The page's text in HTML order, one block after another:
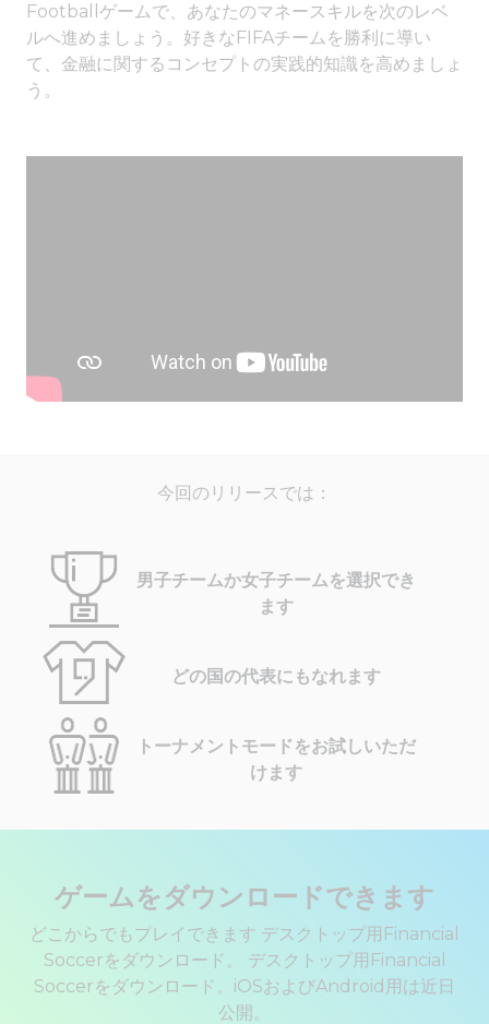
Footballゲームで、あなたのマネースキルを次のレベ
ルへ進めましょう。好きなFIFAチームを勝利に導い
て、金融に関するコンセプトの実践的知識を高めましょ
う。
今回のリリースでは：
男子チームか女子チームを選択でき
ます
どの国の代表にもなれます
トーナメントモードをお試しいただ
けます
ゲームをダウンロードできます
どこからでもプレイできます デスクトップ用Financial
Soccerをダウンロード。 デスクトップ用Financial
Soccerをダウンロード。iOSおよびAndroid用は近日
公開。